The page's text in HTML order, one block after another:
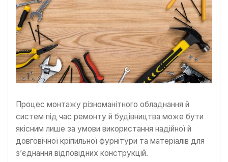
Процес монтажу різноманітного обладнання й
систем під час ремонту й будівництва може бути
якісним лише за умови використання надійної й
довговічної кріпильної фурнітури та матеріалів для
з’єднання відповідних конструкцій.